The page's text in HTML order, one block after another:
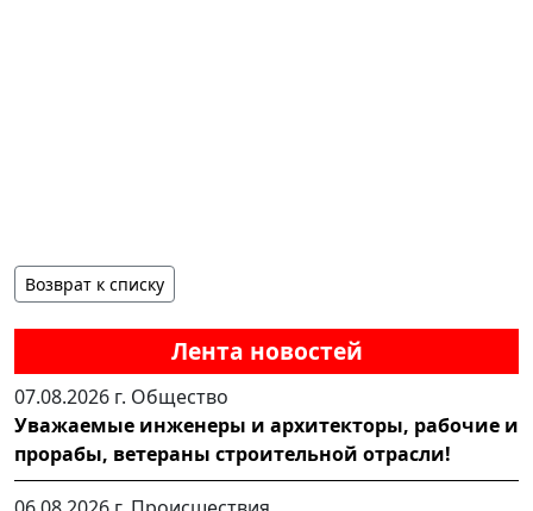
Лента новостей
07.08.2026 г. Общество
Уважаемые инженеры и архитекторы, рабочие и
прорабы, ветераны строительной отрасли!
Возврат к списку